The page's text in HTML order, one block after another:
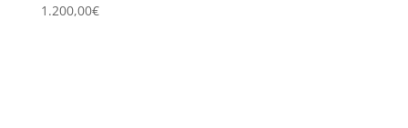
1.200,00€